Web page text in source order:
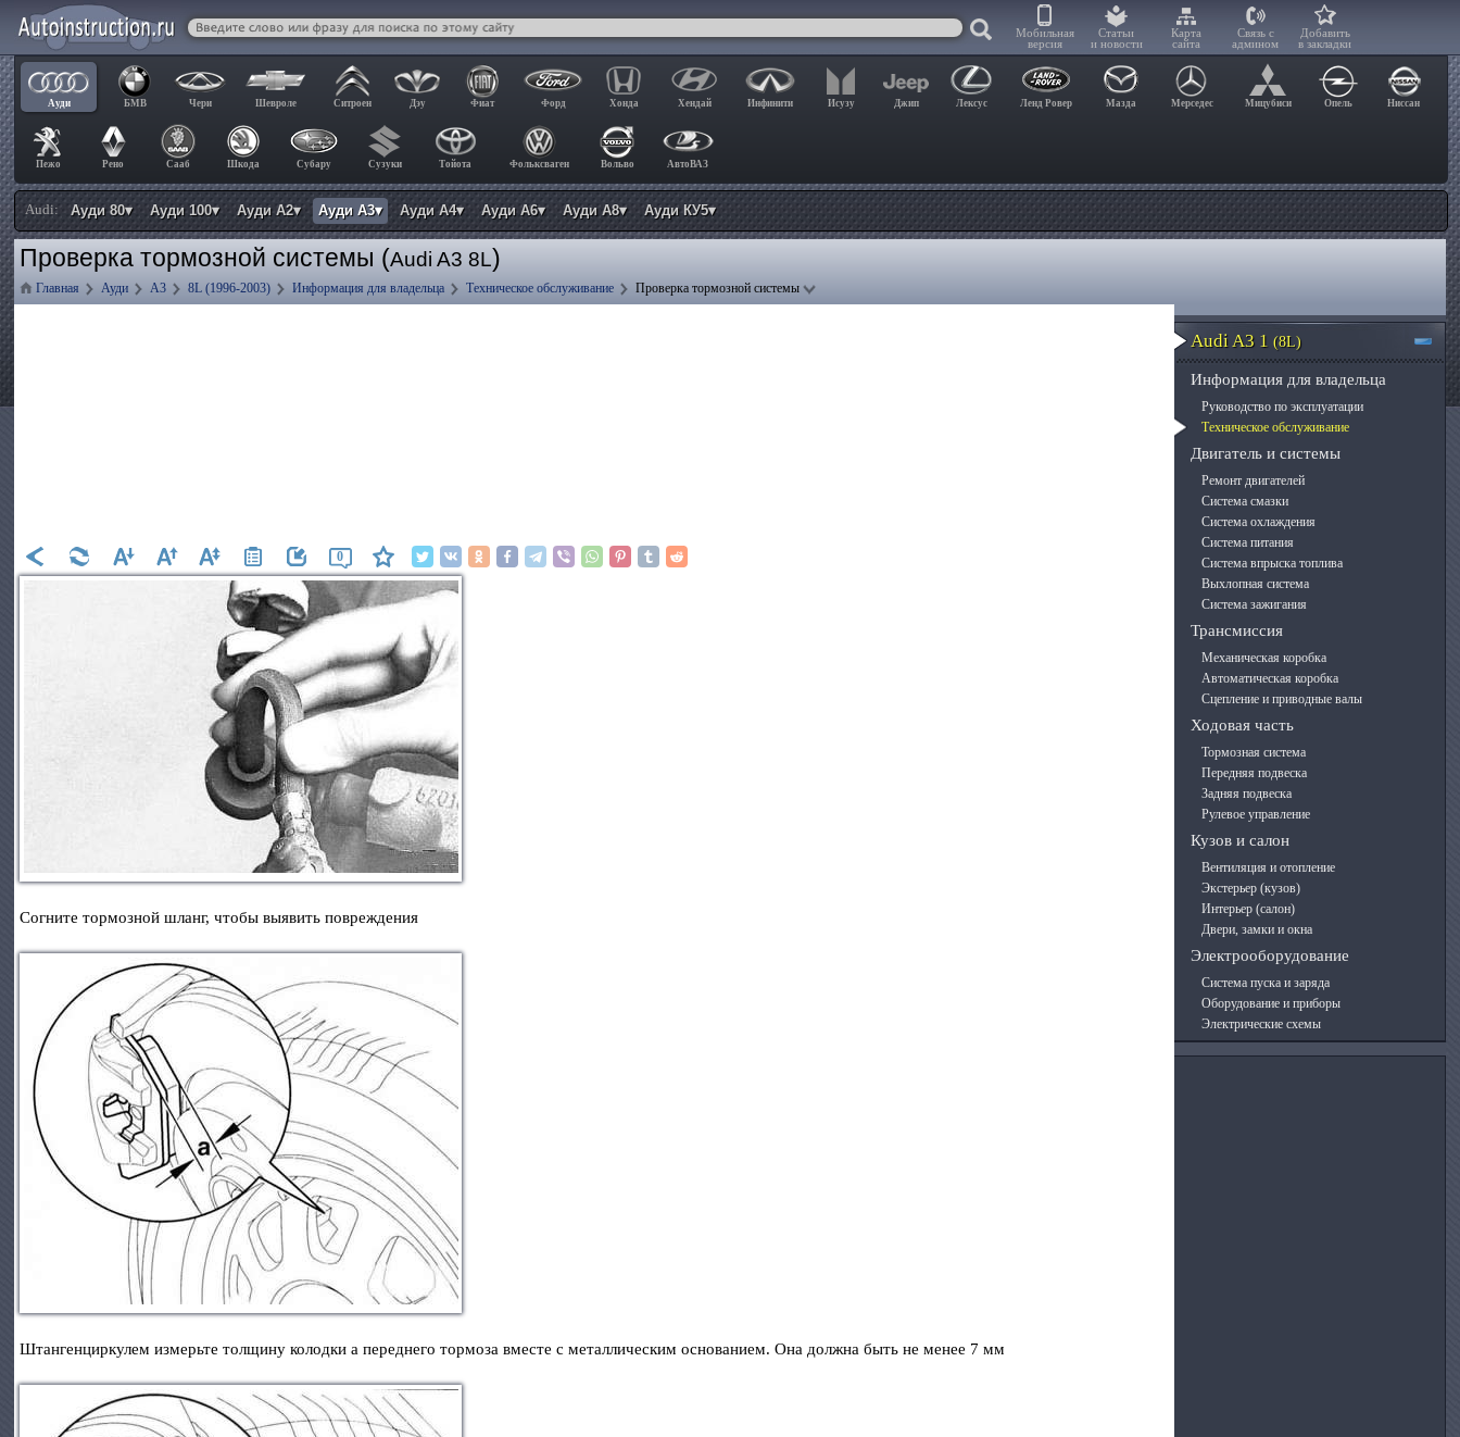
Мобильная
версия
Статьи
и новости
Карта
сайта
Связь с
админом
Добавить
в закладки
Ауди БМВ Чери Шевроле Ситроен Дэу Фиат Форд Хонда Хендай Инфинити Исузу Джип Лексус Ленд Ровер Мазда Мерседес Мицубиси Опель Ниссан
Пежо Рено Сааб Шкода Субару Сузуки Тойота Фольксваген Вольво АвтоВАЗ
Audi: Ауди 80▾ Ауди 100▾ Ауди А2▾ Ауди А3▾ Ауди А4▾ Ауди А6▾ Ауди А8▾ Ауди КУ5▾
Проверка тормозной системы (Audi A3 8L)
Главная Ауди А3 8L (1996-2003) Информация для владельца Техническое обслуживание Проверка тормозной системы
0
Согните тормозной шланг, чтобы выявить повреждения
Штангенциркулем измерьте толщину колодки а переднего тормоза вместе с металлическим основанием. Она должна быть не менее 7 мм
Audi A3 1 (8L)
Информация для владельца
Руководство по эксплуатации
Техническое обслуживание
Двигатель и системы
Ремонт двигателей
Система смазки
Система охлаждения
Система питания
Система впрыска топлива
Выхлопная система
Система зажигания
Трансмиссия
Механическая коробка
Автоматическая коробка
Сцепление и приводные валы
Ходовая часть
Тормозная система
Передняя подвеска
Задняя подвеска
Рулевое управление
Кузов и салон
Вентиляция и отопление
Экстерьер (кузов)
Интерьер (салон)
Двери, замки и окна
Электрооборудование
Система пуска и заряда
Оборудование и приборы
Электрические схемы